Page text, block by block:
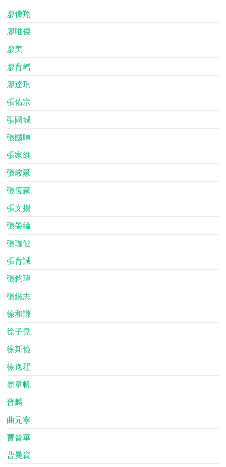
廖偉翔
廖唯傑
廖美
廖育嶒
廖達琪
張佑宗
張國城
張國暉
張家維
張峻豪
張恆豪
張文揚
張晏綸
張珈健
張育誠
張鈞瑋
張鐵志
徐和謙
徐子堯
徐斯儉
徐逸翟
易韋帆
普麟
曲元寧
曹晉華
曹曼資